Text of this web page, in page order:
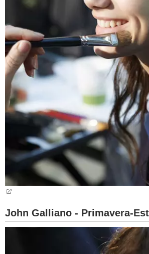
John Galliano - Primavera-